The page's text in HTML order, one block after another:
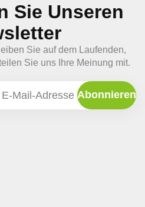
Sie Unseren
Sie auf dem Laufenden,
Sie uns Ihre Meinung mit.